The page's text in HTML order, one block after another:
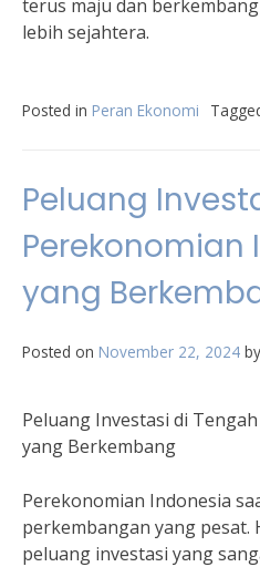
terus maju dan
lebih sejahtera.
Posted in Peran Ekonomi
Peluang
Perekonomian
yang
Posted on November 22, 2024 by
Peluang Investasi di
yang Berkembang
Perekonomian Indonesia
perkembangan yang pesat.
peluang investasi yang